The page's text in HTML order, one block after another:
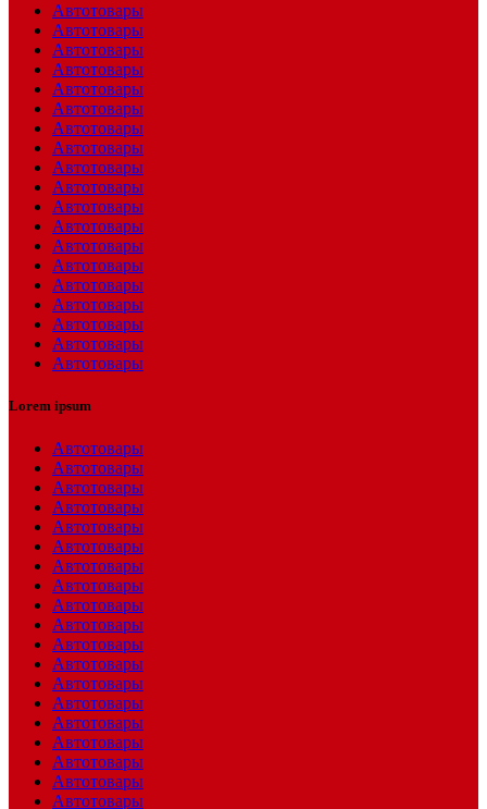
Автотовары
Автотовары
Автотовары
Автотовары
Автотовары
Автотовары
Автотовары
Автотовары
Автотовары
Автотовары
Автотовары
Автотовары
Автотовары
Автотовары
Автотовары
Автотовары
Автотовары
Автотовары
Автотовары
Lorem ipsum
Автотовары
Автотовары
Автотовары
Автотовары
Автотовары
Автотовары
Автотовары
Автотовары
Автотовары
Автотовары
Автотовары
Автотовары
Автотовары
Автотовары
Автотовары
Автотовары
Автотовары
Автотовары
Автотовары